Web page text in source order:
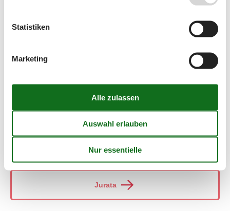
Józefowo, Torun
Jurata
Statistiken
Marketing